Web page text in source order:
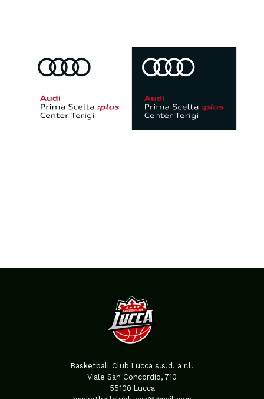
Basketball Club Lucca s.s.d. a r.l.
Viale San Concordio, 710
55100 Lucca